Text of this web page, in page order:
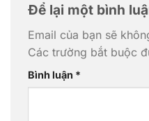
Để lại một bình
Email của bạn sẽ
Các trường bắt buộc
Bình luận *